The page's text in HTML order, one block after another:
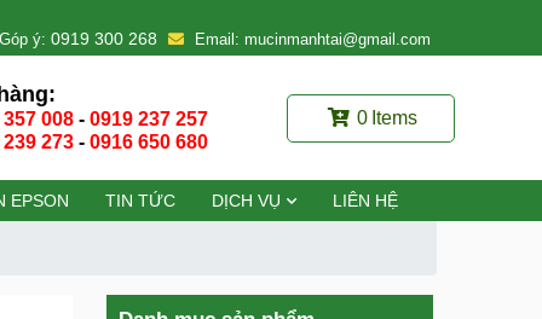
Góp ý: 0919 300 268 Email: mucinmanhtai@gmail.com
008- 0919 237 257
273- 0916 650 680
0 Items
EPSON TIN TỨC DỊCH VỤ LIÊN HỆ